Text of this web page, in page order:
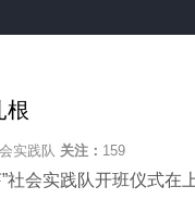
根
实践队 关注： 159
会实践队开班仪式在